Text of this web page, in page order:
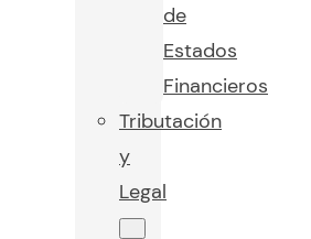
de
Estados
Financieros
Tributación
y
Legal